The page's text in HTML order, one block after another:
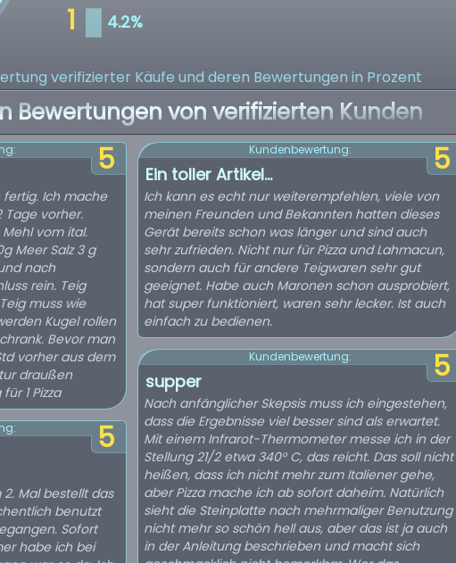
verifizierter Käufe und deren Bewertungen in Prozent
Bewertungen von verifizierten Kunden
5
fertig. Ich mache
Tage vorher.
Mehl vom ital.
Meer Salz 3 g
nach
rein. Teig
muss wie
Kugel rollen
Bevor man
vorher aus dem
draußen
1 Pizza
5
Mal bestellt das
benutzt
Sofort
habe ich bei
5
Kundenbewertung:
Ein toller Artikel...
Ich kann es echt nur weiterempfehlen, viele von
meinen Freunden und Bekannten hatten dieses
Gerät bereits schon was länger und sind auch
sehr zufrieden. Nicht nur für Pizza und Lahmacun,
sondern auch für andere Teigwaren sehr gut
geeignet. Habe auch Maronen schon ausprobiert,
hat super funktioniert, waren sehr lecker. Ist auch
einfach zu bedienen.
5
Kundenbewertung:
supper
Nach anfänglicher Skepsis muss ich eingestehen,
dass die Ergebnisse viel besser sind als erwartet.
Mit einem Infrarot-Thermometer messe ich in der
Stellung 21/2 etwa 340° C, das reicht. Das soll nicht
heißen, dass ich nicht mehr zum Italiener gehe,
aber Pizza mache ich ab sofort daheim. Natürlich
sieht die Steinplatte nach mehrmaliger Benutzung
nicht mehr so schön hell aus, aber das ist ja auch
in der Anleitung beschrieben und macht sich